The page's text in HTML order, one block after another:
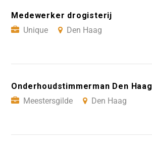
Medewerker drogisterij
Unique
Den Haag
Onderhoudstimmerman Den Haag
Meestersgilde
Den Haag